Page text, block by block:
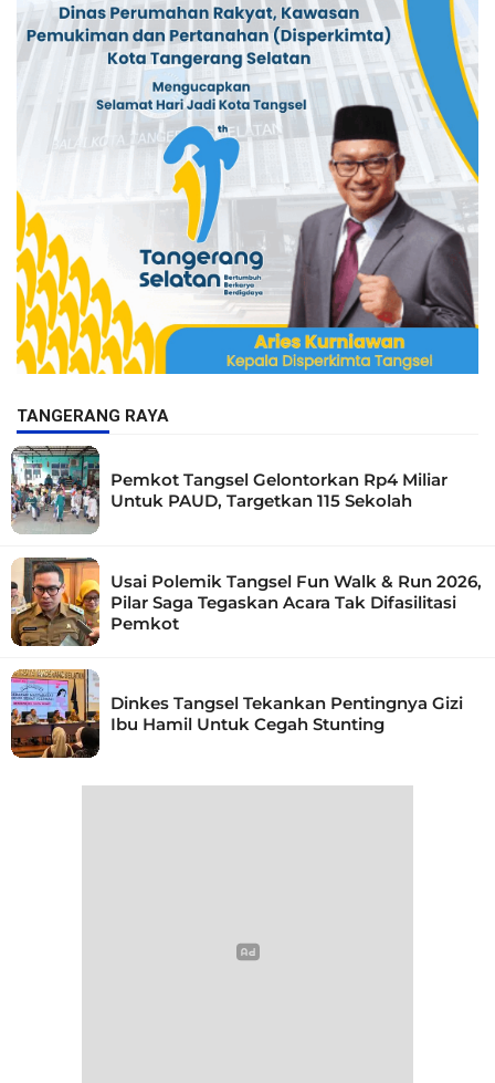
TANGERANG RAYA
Pemkot Tangsel Gelontorkan Rp4 Miliar
Untuk PAUD, Targetkan 115 Sekolah
Usai Polemik Tangsel Fun Walk & Run 2026,
Pilar Saga Tegaskan Acara Tak Difasilitasi
Pemkot
Dinkes Tangsel Tekankan Pentingnya Gizi
Ibu Hamil Untuk Cegah Stunting